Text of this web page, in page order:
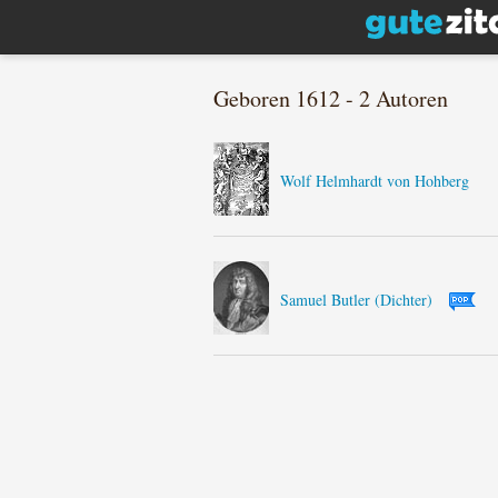
Geboren 1612 - 2 Autoren
Wolf Helmhardt von Hohberg
Samuel Butler (Dichter)